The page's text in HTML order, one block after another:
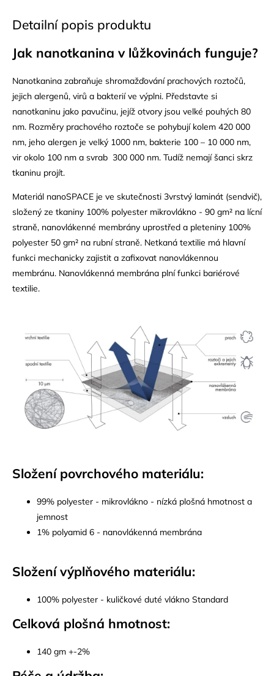
Detailní popis produktu
Jak nanotkanina v lůžkovinách funguje?
Nanotkanina zabraňuje shromažďování prachových roztočů,
jejich alergenů, virů a bakterií ve výplni. Představte si
nanotkaninu jako pavučinu, jejíž otvory jsou velké pouhých 80
nm. Rozměry prachového roztoče se pohybují kolem 420 000
nm, jeho alergen je velký 1000 nm, bakterie 100 – 10 000 nm,
vir okolo 100 nm a svrab 300 000 nm. Tudíž nemají šanci skrz
tkaninu projít.
Materiál nanoSPACE je ve skutečnosti 3vrstvý laminát (sendvič),
složený ze tkaniny 100% polyester mikrovlákno - 90 gm² na lícní
straně, nanovlákenné membrány uprostřed a pleteniny 100%
polyester 50 gm² na rubní straně. Netkaná textilie má hlavní
funkci mechanicky zajistit a zafixovat nanovlákennou
membránu. Nanovlákenná membrána plní funkci bariérové
textilie.
Složení povrchového materiálu:
99% polyester - mikrovlákno - nízká plošná hmotnost a
jemnost
1% polyamid 6 - nanovlákenná membrána
Složení výplňového materiálu:
100% polyester - kuličkové duté vlákno Standard
Celková plošná hmotnost:
140 gm +-2%